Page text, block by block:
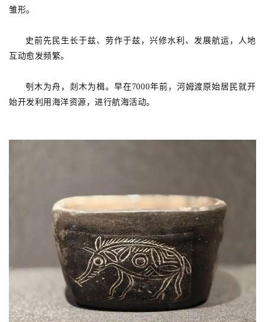
雏形。
史前先民生长于兹、劳作于兹，兴修水利、发展航运，人地
互动愈发频繁。
刳木为舟，剡木为楫。早在7000年前，河姆渡原始居民就开
始开发利用海洋资源，进行航海活动。